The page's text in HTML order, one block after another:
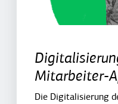
Mitarbeiter-
Die Digitalisierung